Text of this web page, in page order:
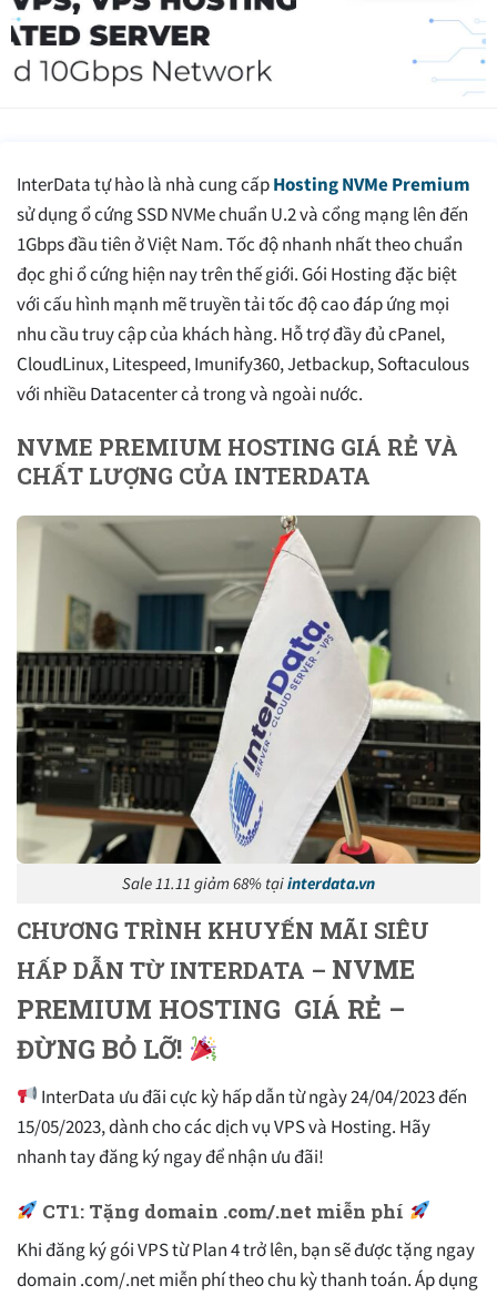
InterData tự hào là nhà cung cấpHosting NVMe Premium
sử dụng ổ cứng SSD NVMe chuẩn U.2 và cổng mạng lên đến
1Gbps đầu tiên ở Việt Nam. Tốc độ nhanh nhất theo chuẩn
đọc ghi ổ cứng hiện nay trên thế giới. Gói Hosting đặc biệt
với cấu hình mạnh mẽ truyền tải tốc độ cao đáp ứng mọi
nhu cầu truy cập của khách hàng. Hỗ trợ đầy đủ cPanel,
CloudLinux, Litespeed, Imunify360, Jetbackup, Softaculous
với nhiều Datacenter cả trong và ngoài nước.
NVME PREMIUM HOSTING GIÁ RẺ VÀ
CHẤT LƯỢNG CỦA INTERDATA
Sale 11.11 giảm 68% tạiinterdata.vn
CHƯƠNG TRÌNH KHUYẾN MÃI SIÊU
HẤP DẪN TỪ INTERDATA – NVME
PREMIUM HOSTING GIÁ RẺ –
ĐỪNG BỎ LỠ!
InterData ưu đãi cực kỳ hấp dẫn từ ngày 24/04/2023 đến
15/05/2023, dành cho các dịch vụ VPS và Hosting. Hãy
nhanh tay đăng ký ngay để nhận ưu đãi!
CT1: Tặng domain .com/.net miễn phí
Khi đăng ký gói VPS từ Plan 4 trở lên, bạn sẽ được tặng ngay
domain .com/.net miễn phí theo chu kỳ thanh toán. Áp dụng